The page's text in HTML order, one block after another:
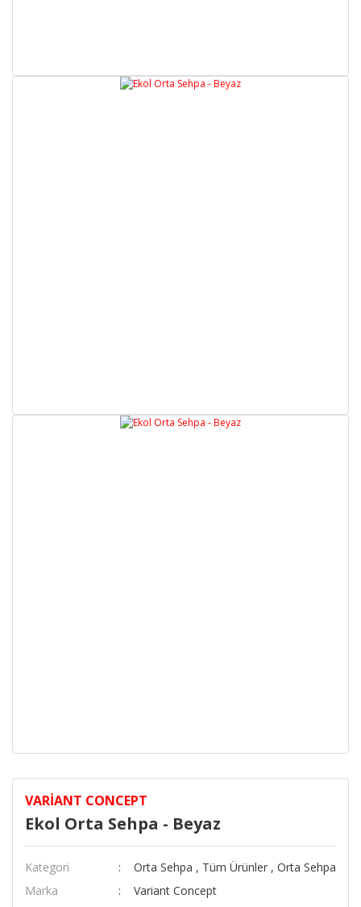
VARIANT CONCEPT
Ekol Orta Sehpa - Beyaz
Kategori Orta Sehpa , Tüm Ürünler , Orta Sehpa
Marka
Variant Concept